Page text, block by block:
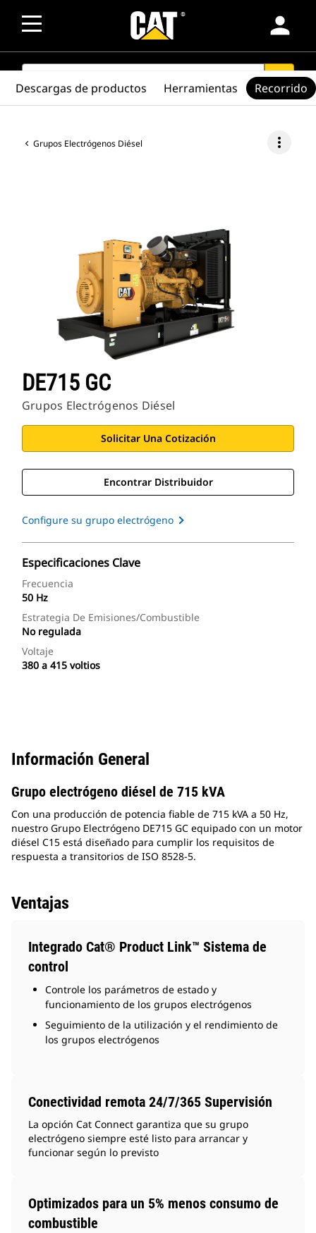
person
SEARCH search
Grupos Electrógenos Diésel more_vert
DE715 GC
Grupos Electrógenos Diésel
Solicitar Una Cotización
Encontrar Distribuidor
Configure su grupo electrógeno
Especificaciones Clave
Frecuencia
50 Hz
Estrategia De Emisiones/combustible
No regulada
Voltaje
380 a 415 voltios
Descargas de productos Herramientas Recorrido
Información General
Grupo electrógeno diésel de 715 kVA
Con una producción de potencia fiable de 715 kVA a 50 Hz,
nuestro Grupo Electrógeno DE715 GC equipado con un motor
diésel C15 está diseñado para cumplir los requisitos de
respuesta a transitorios de ISO 8528-5.
Ventajas
Integrado Cat® Product Link™ Sistema de
control
Controle los parámetros de estado y
funcionamiento de los grupos electrógenos
Seguimiento de la utilización y el rendimiento de
los grupos electrógenos
Conectividad remota 24/7/365 Supervisión
La opción Cat Connect garantiza que su grupo
electrógeno siempre esté listo para arrancar y
funcionar según lo previsto
Optimizados para un 5% menos consumo de
combustible